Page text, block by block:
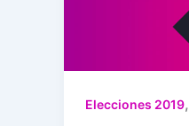
Elecciones 2019,